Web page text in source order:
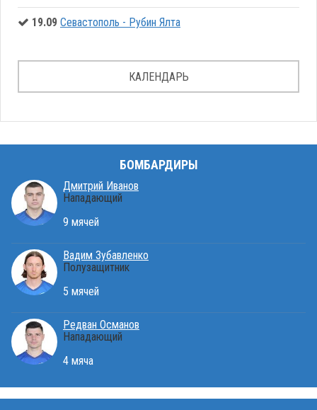
19.09 Севастополь - Рубин Ялта
КАЛЕНДАРЬ
БОМБАРДИРЫ
Дмитрий Иванов
Нападающий
9 мячей
Вадим Зубавленко
Полузащитник
5 мячей
Редван Османов
Нападающий
4 мяча